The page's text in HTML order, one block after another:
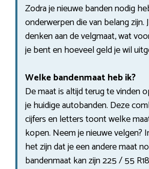
Zodra je nieuwe banden nodig
onderwerpen die van belang zijn.
denken aan de velgmaat, wat
je bent en hoeveel geld je wil
Welke bandenmaat heb ik?
De maat is altijd terug te vinden
je huidige autobanden. Deze
cijfers en letters toont welke
kopen. Neem je nieuwe velgen?
het zijn dat je een andere maat
bandenmaat kan zijn 225 / 55